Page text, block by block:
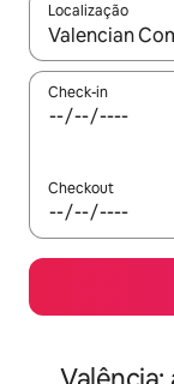
Localização
Quando os
Check-in
Checkout